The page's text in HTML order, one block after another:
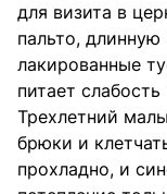
для визита в
пальто,
лакированные
питает
Трехлетний
брюки и
прохладно, и